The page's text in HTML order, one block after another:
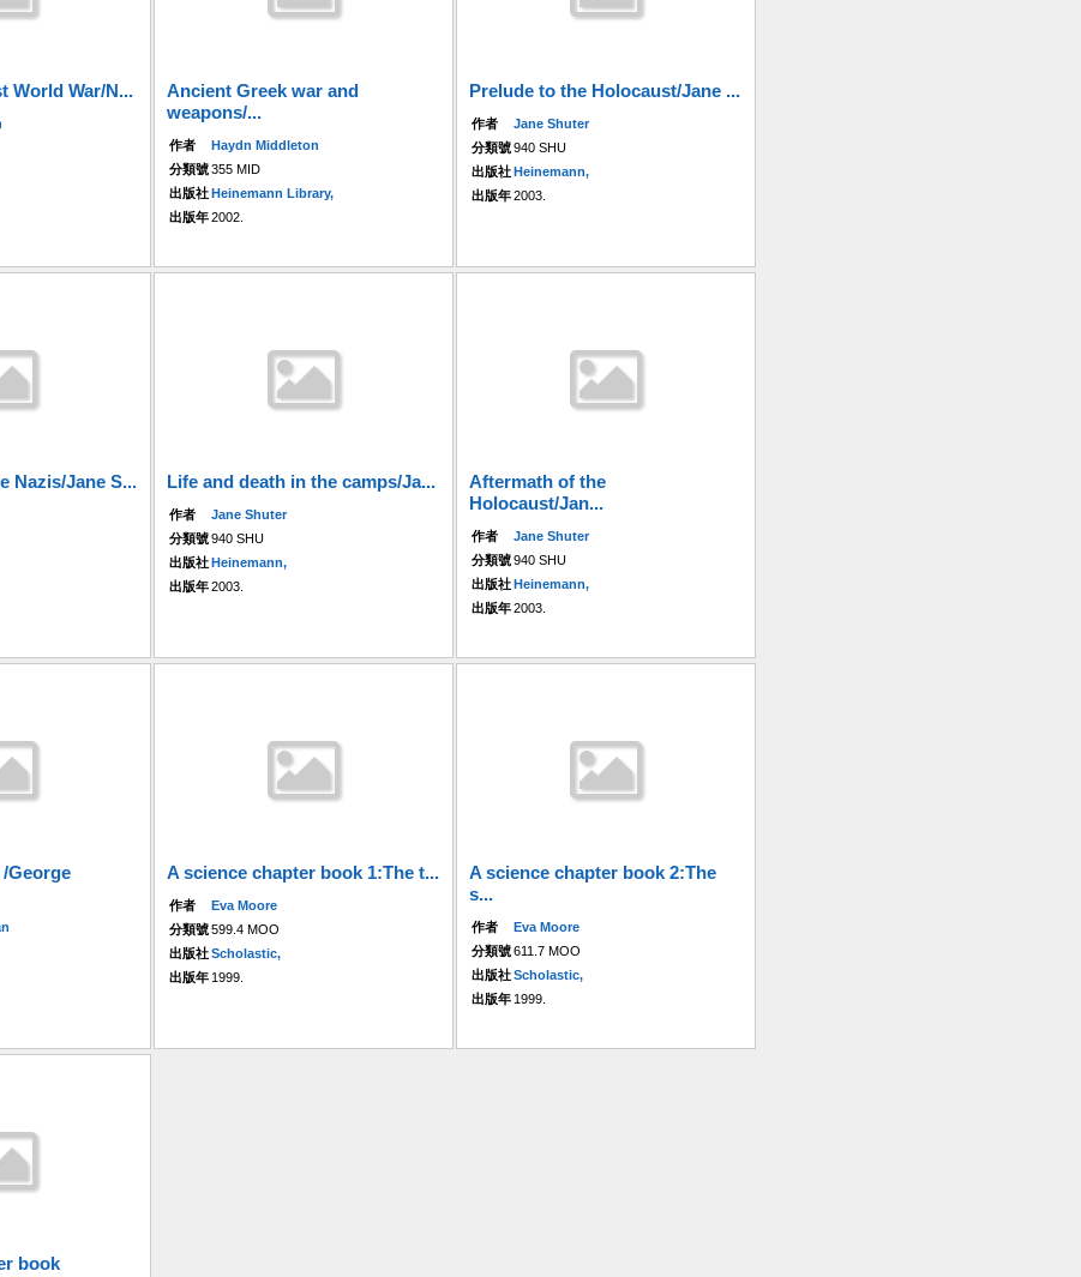
World War/N...
Ancient Greek war and
weapons/...
作者
Haydn Middleton
分類號355 MID
出版社Heinemann Library,
出版年2002.
Prelude to the Holocaust/Jane ...
作者
Jane Shuter
分類號940 SHU
出版社Heinemann,
出版年2003.
Nazis/Jane S... Life and death in the camps/Ja...
作者
Jane Shuter
分類號940 SHU
出版社Heinemann,
出版年2003.
Aftermath of the
Holocaust/Jan...
作者
Jane Shuter
分類號940 SHU
出版社Heinemann,
出版年2003.
George
A science chapter book 1:The t...
作者
Eva Moore
分類號599.4 MOO
出版社Scholastic,
出版年 1999.
A science chapter book 2:The
s...
作者
Eva Moore
分類號611.7 MOO
出版社Scholastic,
出版年 1999.
book